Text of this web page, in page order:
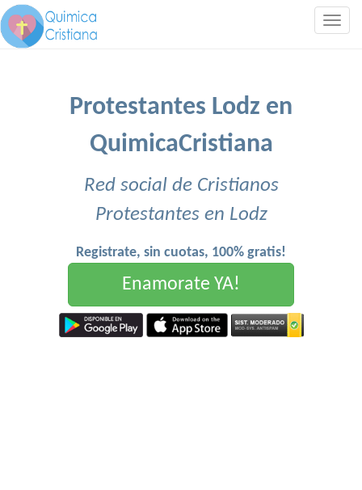
Protestantes Lodz en
QuimicaCristiana
Red social de Cristianos
Protestantes en Lodz
Registrate, sin cuotas, 100% gratis!
Enamorate YA!